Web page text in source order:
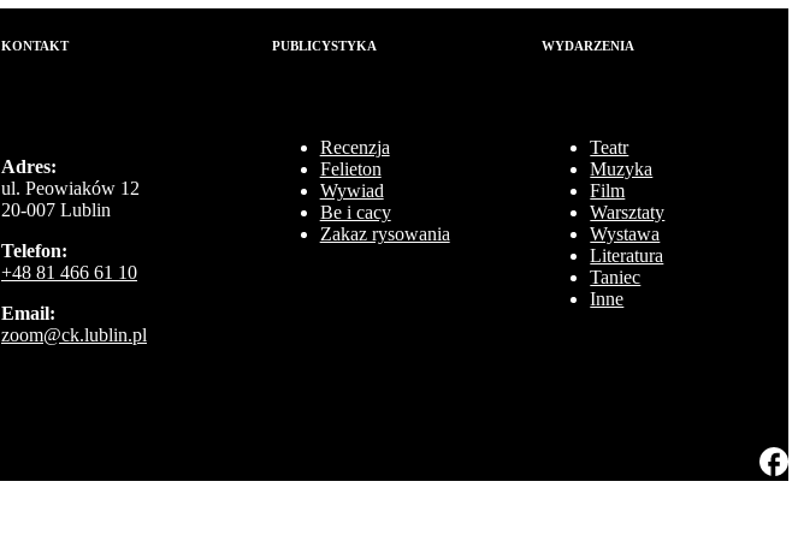
KONTAKT
Adres:
ul. Peowiaków 12
20-007 Lublin
Telefon:
+48 81 466 61 10
Email:
zoom@ck.lublin.pl
PUBLICYSTYKA
Recenzja
Felieton
Wywiad
Be i cacy
Zakaz rysowania
WYDARZENIA
Teatr
Muzyka
Film
Warsztaty
Wystawa
Literatura
Taniec
Inne